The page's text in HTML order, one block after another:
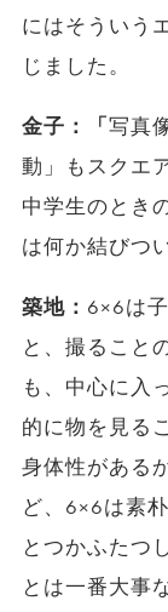
にはそういう
じました。
金子：「写真
動」もスクエ
中学生のとき
は何か結びつ
築地： 6×6は
と、撮ること
も、中心に入
的に物を見る
身体性がある
ど、6×6は素
とつかふたつ
とは一番大事